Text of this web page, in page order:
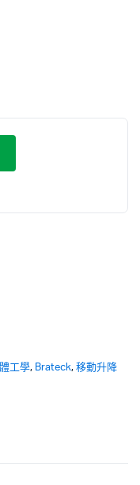
工學, Brateck, 移動升降